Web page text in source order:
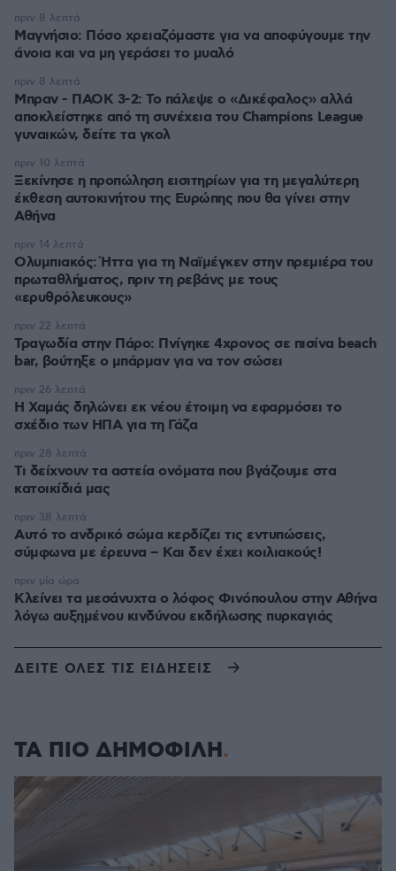
Μαγνήσιο: Πόσο χρειαζόμαστε για να αποφύγουμε την
άνοια και να μη γεράσει το μυαλό
πριν 8 λεπτά
Μπραν - ΠΑΟΚ 3-2: Το πάλεψε ο «Δικέφαλος» αλλά
αποκλείστηκε από τη συνέχεια του Champions League
γυναικών, δείτε τα γκολ
πριν 8 λεπτά
Ξεκίνησε η προπώληση εισιτηρίων για τη μεγαλύτερη
έκθεση αυτοκινήτου της Ευρώπης που θα γίνει στην
Αθήνα
πριν 10 λεπτά
Ολυμπιακός: Ήττα για τη Ναϊμέγκεν στην πρεμιέρα του
πρωταθλήματος, πριν τη ρεβάνς με τους
«ερυθρόλευκους»
πριν 14 λεπτά
Τραγωδία στην Πάρο: Πνίγηκε 4χρονος σε πισίνα beach
bar, βούτηξε ο μπάρμαν για να τον σώσει
πριν 22 λεπτά
Η Χαμάς δηλώνει εκ νέου έτοιμη να εφαρμόσει το
σχέδιο των ΗΠΑ για τη Γάζα
πριν 26 λεπτά
Τι δείχνουν τα αστεία ονόματα που βγάζουμε στα
κατοικίδιά μας
πριν 28 λεπτά
Αυτό το ανδρικό σώμα κερδίζει τις εντυπώσεις,
σύμφωνα με έρευνα – Και δεν έχει κοιλιακούς!
πριν 38 λεπτά
Κλείνει τα μεσάνυχτα ο λόφος Φινόπουλου στην Αθήνα
λόγω αυξημένου κινδύνου εκδήλωσης πυρκαγιάς
πριν μία ώρα
ΔΕΙΤΕ ΟΛΕΣ ΤΙΣ ΕΙΔΗΣΕΙΣ
ΤΑ ΠΙΟ ΔΗΜΟΦΙΛΗ